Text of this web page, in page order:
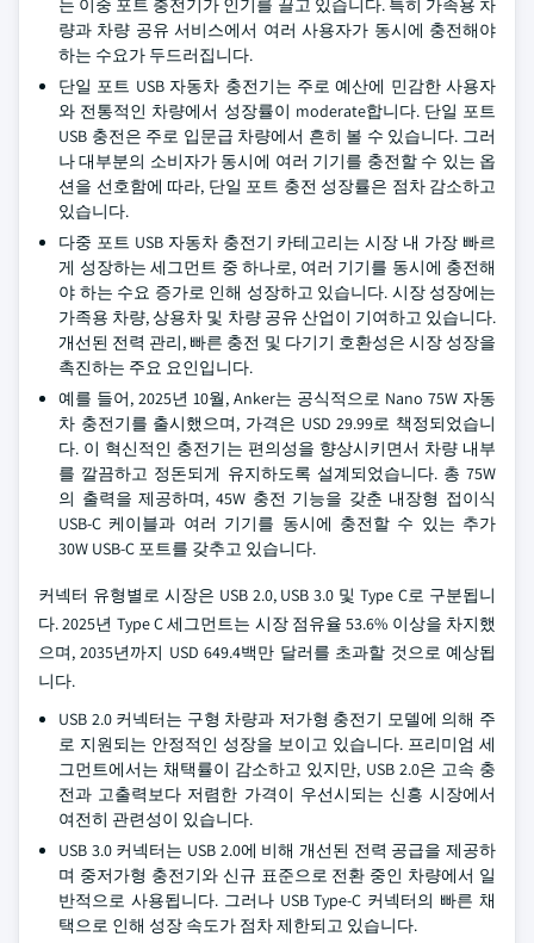
는 이중 포트 충전기가 인기를 끌고 있습니다. 특히 가족용 차
량과 차량 공유 서비스에서 여러 사용자가 동시에 충전해야
하는 수요가 두드러집니다.
단일 포트 USB 자동차 충전기는 주로 예산에 민감한 사용자
와 전통적인 차량에서 성장률이 moderate합니다. 단일 포트
USB 충전은 주로 입문급 차량에서 흔히 볼 수 있습니다. 그러
나 대부분의 소비자가 동시에 여러 기기를 충전할 수 있는 옵
션을 선호함에 따라, 단일 포트 충전 성장률은 점차 감소하고
있습니다.
다중 포트 USB 자동차 충전기 카테고리는 시장 내 가장 빠르
게 성장하는 세그먼트 중 하나로, 여러 기기를 동시에 충전해
야 하는 수요 증가로 인해 성장하고 있습니다. 시장 성장에는
가족용 차량, 상용차 및 차량 공유 산업이 기여하고 있습니다.
개선된 전력 관리, 빠른 충전 및 다기기 호환성은 시장 성장을
촉진하는 주요 요인입니다.
예를 들어, 2025년 10월, Anker는 공식적으로 Nano 75W 자동
차 충전기를 출시했으며, 가격은 USD 29.99로 책정되었습니
다. 이 혁신적인 충전기는 편의성을 향상시키면서 차량 내부
를 깔끔하고 정돈되게 유지하도록 설계되었습니다. 총 75W
의 출력을 제공하며, 45W 충전 기능을 갖춘 내장형 접이식
USB-C 케이블과 여러 기기를 동시에 충전할 수 있는 추가
30W USB-C 포트를 갖추고 있습니다.
커넥터 유형별로 시장은 USB 2.0, USB 3.0 및 Type C로 구분됩니
다. 2025년 Type C 세그먼트는 시장 점유율 53.6% 이상을 차지했
으며, 2035년까지 USD 649.4백만 달러를 초과할 것으로 예상됩
니다.
USB 2.0 커넥터는 구형 차량과 저가형 충전기 모델에 의해 주
로 지원되는 안정적인 성장을 보이고 있습니다. 프리미엄 세
그먼트에서는 채택률이 감소하고 있지만, USB 2.0은 고속 충
전과 고출력보다 저렴한 가격이 우선시되는 신흥 시장에서
여전히 관련성이 있습니다.
USB 3.0 커넥터는 USB 2.0에 비해 개선된 전력 공급을 제공하
며 중저가형 충전기와 신규 표준으로 전환 중인 차량에서 일
반적으로 사용됩니다. 그러나 USB Type-C 커넥터의 빠른 채
택으로 인해 성장 속도가 점차 제한되고 있습니다.